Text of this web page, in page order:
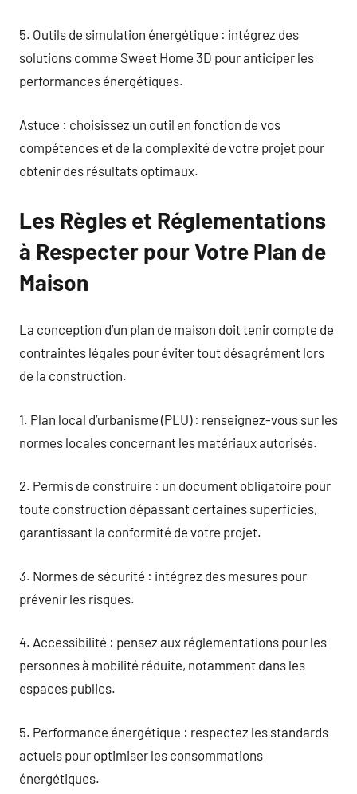
5. Outils de simulation énergétique : intégrez des
solutions comme Sweet Home 3D pour anticiper les
performances énergétiques.
Astuce : choisissez un outil en fonction de vos
compétences et de la complexité de votre projet pour
obtenir des résultats optimaux.
Les Règles et Réglementations
à Respecter pour Votre Plan de
Maison
La conception d’un plan de maison doit tenir compte de
contraintes légales pour éviter tout désagrément lors
de la construction.
1. Plan local d’urbanisme (PLU) : renseignez-vous sur les
normes locales concernant les matériaux autorisés.
2. Permis de construire : un document obligatoire pour
toute construction dépassant certaines superficies,
garantissant la conformité de votre projet.
3. Normes de sécurité : intégrez des mesures pour
prévenir les risques.
4. Accessibilité : pensez aux réglementations pour les
personnes à mobilité réduite, notamment dans les
espaces publics.
5. Performance énergétique : respectez les standards
actuels pour optimiser les consommations
énergétiques.